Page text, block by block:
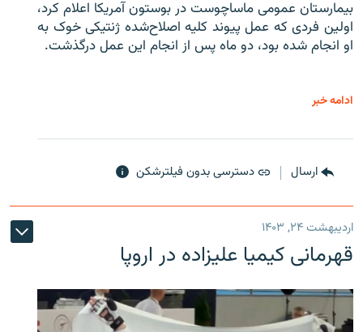
بیمارستان عمومی ماساچوست در بوستون آمریکا اعلام کرد،
اولین فردی که عمل پیوند کلیه اصلاح‌شده ژنتیکی خوک به
او انجام شده بود، دو ماه پس از انجام این عمل درگذشت.
ادامه خبر
ارسال دسترسی بدون فیلترشکن
اردیبهشت ۲۴, ۱۴۰۳
قهرمانی کیمیا علیزاده در اروپا